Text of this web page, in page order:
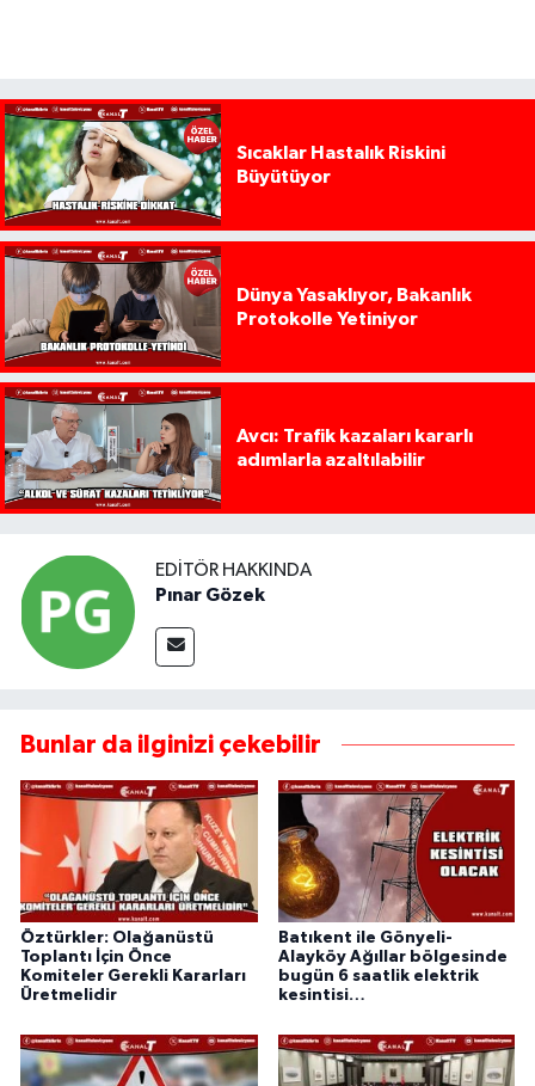
Sıcaklar Hastalık Riskini
Büyütüyor
Dünya Yasaklıyor, Bakanlık
Protokolle Yetiniyor
Avcı: Trafik kazaları kararlı
adımlarla azaltılabilir
EDITÖR HAKKINDA
Pınar Gözek
Bunlar da ilginizi çekebilir
Öztürkler: Olağanüstü
Toplantı İçin Önce
Komiteler Gerekli Kararları
Üretmelidir
Batıkent ile Gönyeli-
Alayköy Ağıllar bölgesinde
bugün 6 saatlik elektrik
kesintisi…